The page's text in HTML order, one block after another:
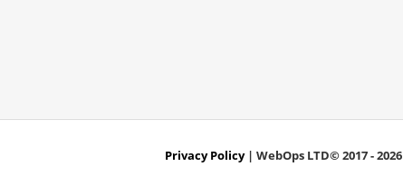
Privacy Policy| WebOps LTD© 2017 - 2026